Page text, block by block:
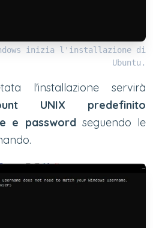
inizia l'installazione di
Ubuntu.
l'installazione servirà
UNIX predefinito
e passwordseguendo le